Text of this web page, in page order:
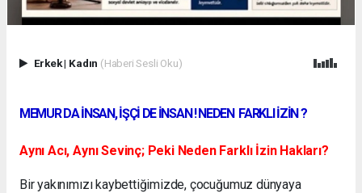
Erkek| Kadın (Haberi Sesli Oku)
MEMUR DA İNSAN, İŞÇİ DE İNSAN ! NEDEN FARKLI İZİN ?
Aynı Acı, Aynı Sevinç; Peki Neden Farklı İzin Hakları?
Bir yakınımızı kaybettiğimizde, çocuğumuz dünyaya